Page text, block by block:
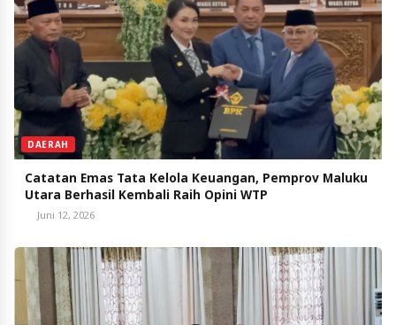
DAERAH
Catatan Emas Tata Kelola Keuangan, Pemprov Maluku
Juni 12, 2026